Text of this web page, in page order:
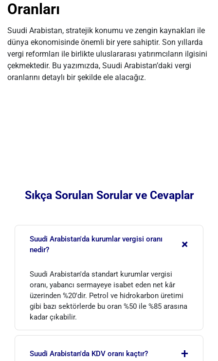
Oranları
Suudi Arabistan, stratejik konumu ve zengin kaynakları ile
dünya ekonomisinde önemli bir yere sahiptir. Son yıllarda
vergi reformları ile birlikte uluslararası yatırımcıların ilgisini
çekmektedir. Bu yazımızda, Suudi Arabistan’daki vergi
oranlarını detaylı bir şekilde ele alacağız.
Sıkça Sorulan Sorular ve Cevaplar
Suudi Arabistan'da kurumlar vergisi oranı
nedir?
+
Suudi Arabistan'da standart kurumlar vergisi
oranı, yabancı sermayeye isabet eden net kâr
üzerinden %20'dir. Petrol ve hidrokarbon üretimi
gibi bazı sektörlerde bu oran %50 ile %85 arasına
kadar çıkabilir.
Suudi Arabistan'da KDV oranı kaçtır? +